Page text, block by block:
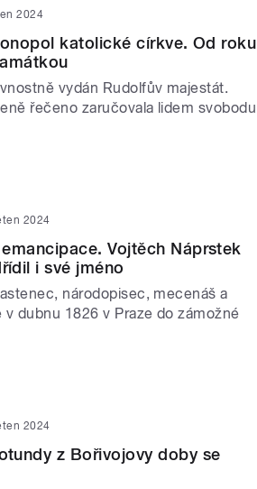
2024
katolické církve. Od roku
vydán Rudolfův majestát.
řečeno zaručovala lidem svobodu
2024
Vojtěch Náprstek
i své jméno
národopisec, mecenáš a
dubnu 1826 v Praze do zámožné
2024
z Bořivojovy doby se